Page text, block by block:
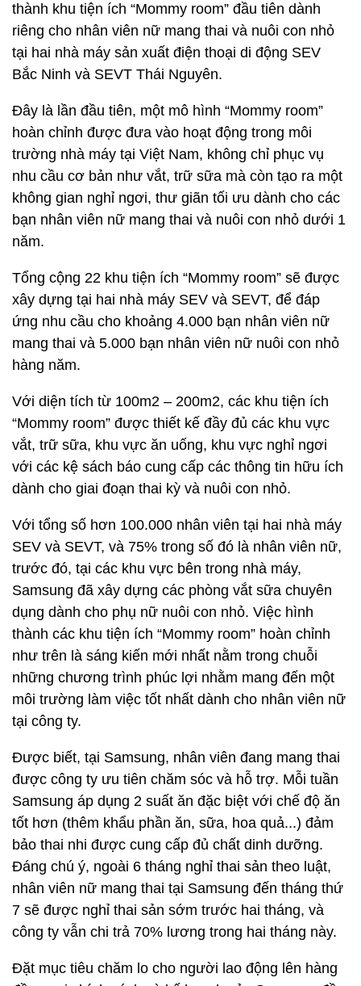
thành khu tiện ích “Mommy room” đầu tiên dành
riêng cho nhân viên nữ mang thai và nuôi con nhỏ
tại hai nhà máy sản xuất điện thoại di động SEV
Bắc Ninh và SEVT Thái Nguyên.
Đây là lần đầu tiên, một mô hình “Mommy room”
hoàn chỉnh được đưa vào hoạt động trong môi
trường nhà máy tại Việt Nam, không chỉ phục vụ
nhu cầu cơ bản như vắt, trữ sữa mà còn tạo ra một
không gian nghỉ ngơi, thư giãn tối ưu dành cho các
bạn nhân viên nữ mang thai và nuôi con nhỏ dưới 1
năm.
Tổng cộng 22 khu tiện ích “Mommy room” sẽ được
xây dựng tại hai nhà máy SEV và SEVT, để đáp
ứng nhu cầu cho khoảng 4.000 bạn nhân viên nữ
mang thai và 5.000 bạn nhân viên nữ nuôi con nhỏ
hàng năm.
Với diện tích từ 100m2 – 200m2, các khu tiện ích
“Mommy room” được thiết kế đầy đủ các khu vực
vắt, trữ sữa, khu vực ăn uống, khu vực nghỉ ngơi
với các kệ sách báo cung cấp các thông tin hữu ích
dành cho giai đoạn thai kỳ và nuôi con nhỏ.
Với tổng số hơn 100.000 nhân viên tại hai nhà máy
SEV và SEVT, và 75% trong số đó là nhân viên nữ,
trước đó, tại các khu vực bên trong nhà máy,
Samsung đã xây dựng các phòng vắt sữa chuyên
dụng dành cho phụ nữ nuôi con nhỏ. Việc hình
thành các khu tiện ích “Mommy room” hoàn chỉnh
như trên là sáng kiến mới nhất nằm trong chuỗi
những chương trình phúc lợi nhằm mang đến một
môi trường làm việc tốt nhất dành cho nhân viên nữ
tại công ty.
Được biết, tại Samsung, nhân viên đang mang thai
được công ty ưu tiên chăm sóc và hỗ trợ. Mỗi tuần
Samsung áp dụng 2 suất ăn đặc biệt với chế độ ăn
tốt hơn (thêm khẩu phần ăn, sữa, hoa quả...) đảm
bảo thai nhi được cung cấp đủ chất dinh dưỡng.
Đáng chú ý, ngoài 6 tháng nghỉ thai sản theo luật,
nhân viên nữ mang thai tại Samsung đến tháng thứ
7 sẽ được nghỉ thai sản sớm trước hai tháng, và
công ty vẫn chi trả 70% lương trong hai tháng này.
Đặt mục tiêu chăm lo cho người lao động lên hàng